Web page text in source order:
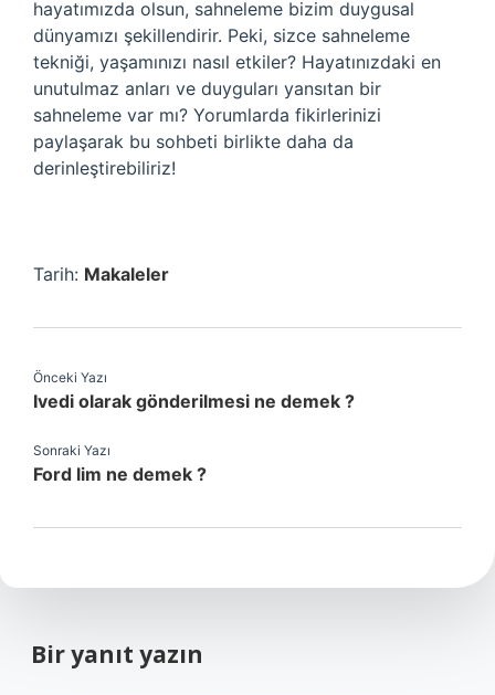
hayatımızda olsun, sahneleme bizim duygusal
dünyamızı şekillendirir. Peki, sizce sahneleme
tekniği, yaşamınızı nasıl etkiler? Hayatınızdaki en
unutulmaz anları ve duyguları yansıtan bir
sahneleme var mı? Yorumlarda fikirlerinizi
paylaşarak bu sohbeti birlikte daha da
derinleştirebiliriz!
Tarih: Makaleler
Önceki Yazı
Ivedi olarak gönderilmesi ne demek ?
Sonraki Yazı
Ford lim ne demek ?
Bir yanıt yazın